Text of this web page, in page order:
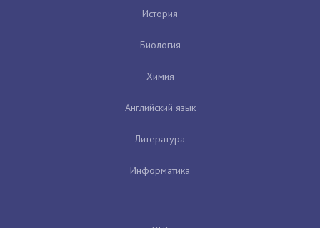
История
Биология
Химия
Английский язык
Литература
Информатика